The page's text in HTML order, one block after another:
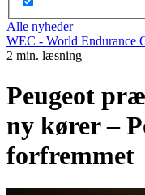
Alle nyheder
WEC - World Endurance
2 min. læsning
Peugeot
ny kører –
forfremmet